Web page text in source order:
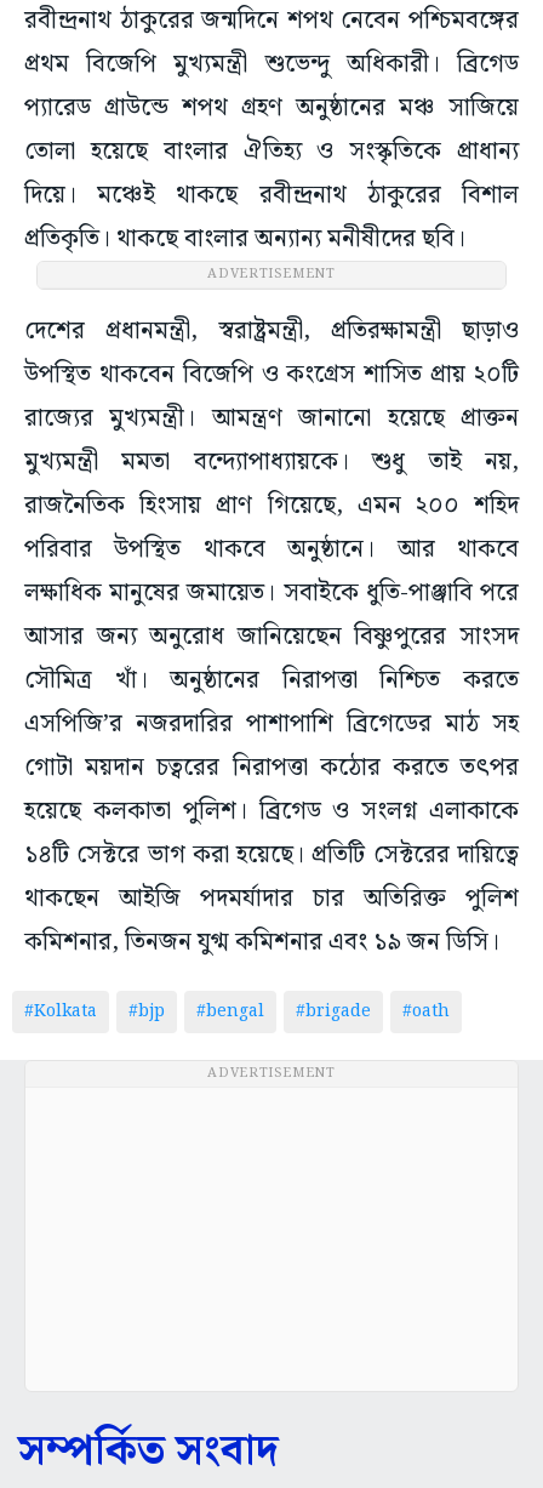
রবীন্দ্রনাথ ঠাকুরের জন্মদিনে শপথ নেবেন পশ্চিমবঙ্গের
প্রথম বিজেপি মুখ্যমন্ত্রী শুভেন্দু অধিকারী। ব্রিগেড
প্যারেড গ্রাউন্ডে শপথ গ্রহণ অনুষ্ঠানের মঞ্চ সাজিয়ে
তোলা হয়েছে বাংলার ঐতিহ্য ও সংস্কৃতিকে প্রাধান্য
দিয়ে। মঞ্চেই থাকছে রবীন্দ্রনাথ ঠাকুরের বিশাল
প্রতিকৃতি। থাকছে বাংলার অন্যান্য মনীষীদের ছবি।
ADVERTISEMENT
দেশের প্রধানমন্ত্রী, স্বরাষ্ট্রমন্ত্রী, প্রতিরক্ষামন্ত্রী ছাড়াও
উপস্থিত থাকবেন বিজেপি ও কংগ্রেস শাসিত প্রায় ২০টি
রাজ্যের মুখ্যমন্ত্রী। আমন্ত্রণ জানানো হয়েছে প্রাক্তন
মুখ্যমন্ত্রী মমতা বন্দ্যোপাধ্যায়কে। শুধু তাই নয়,
রাজনৈতিক হিংসায় প্রাণ গিয়েছে, এমন ২০০ শহিদ
পরিবার উপস্থিত থাকবে অনুষ্ঠানে। আর থাকবে
লক্ষাধিক মানুষের জমায়েত। সবাইকে ধুতি-পাঞ্জাবি পরে
আসার জন্য অনুরোধ জানিয়েছেন বিষ্ণুপুরের সাংসদ
সৌমিত্র খাঁ। অনুষ্ঠানের নিরাপত্তা নিশ্চিত করতে
এসপিজি’র নজরদারির পাশাপাশি ব্রিগেডের মাঠ সহ
গোটা ময়দান চত্বরের নিরাপত্তা কঠোর করতে তৎপর
হয়েছে কলকাতা পুলিশ। ব্রিগেড ও সংলগ্ন এলাকাকে
১৪টি সেক্টরে ভাগ করা হয়েছে। প্রতিটি সেক্টরের দায়িত্বে
থাকছেন আইজি পদমর্যাদার চার অতিরিক্ত পুলিশ
কমিশনার, তিনজন যুগ্ম কমিশনার এবং ১৯ জন ডিসি।
#Kolkata #bjp #bengal #brigade #oath
ADVERTISEMENT
সম্পর্কিত সংবাদ